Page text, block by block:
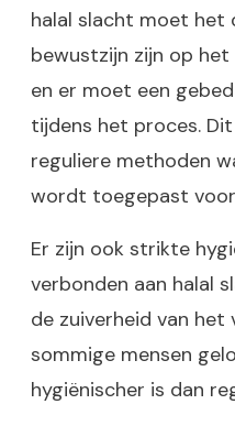
halal slacht moet het
bewustzijn zijn op
en er moet een
tijdens het proces.
reguliere methoden
wordt toegepast
Er zijn ook strikte
verbonden aan halal
de zuiverheid van
sommige mensen
hygiënischer is dan